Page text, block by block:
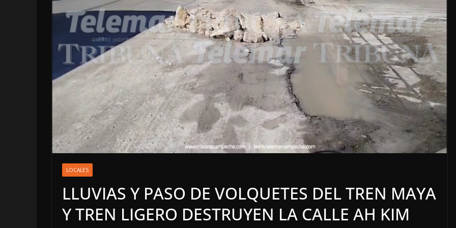
LOCALES
LLUVIAS Y PASO DE VOLQUETES DEL TREN MAYA
Y TREN LIGERO DESTRUYEN LA CALLE AH KIM
OPINIÓN
6 agosto, 2026
OPINIÓN
7 agosto, 2026